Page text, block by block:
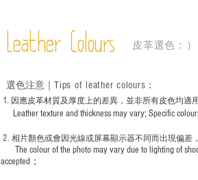
Leather Colours 皮革選色：）
1. ​ 因應皮革材質及厚度上的差異，並非所有皮色均適
Leather texture and thickness may vary; Specific
2. 相片顏色或會因光線或屏幕顯示器不同而出現偏差
The colour of the photo may vary due to lighting of
accepted；
選色注意｜ Tips of leather colours ：